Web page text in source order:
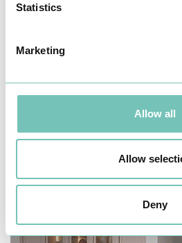
Statistics
Marketing
Allow all
Allow
Deny
CIRURGIA AO ESTRABISMO
Realizou-se no Hospital CUF Faro a